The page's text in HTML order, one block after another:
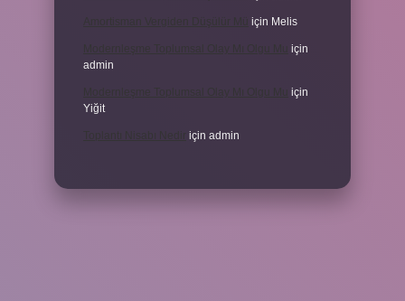
için Melis
için
admin
için
Yiğit
için admin